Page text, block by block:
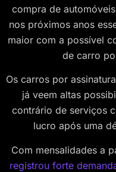
compra de
nos próximos anos
maior com a possível
de carro
Os carros por
já veem altas
contrário de serviços
lucro após uma
Com mensalidades a
registrou forte